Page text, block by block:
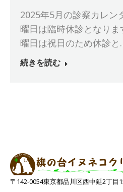
2025年5月の診察カレン
曜日は臨時休診となり
曜日は祝日のため休診
続きを読む
〒142-0054東京都品川区西中延2丁